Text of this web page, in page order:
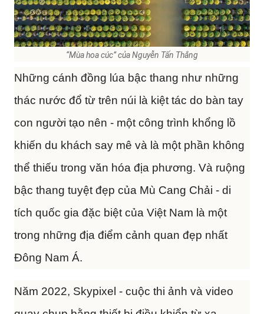
“Mùa hoa cúc” của Nguyễn Tấn Thắng
Những cánh đồng lúa bậc thang như những
thác nước đổ từ trên núi là kiệt tác do bàn tay
con người tạo nên - một công trình khổng lồ
khiến du khách say mê và là một phần không
thể thiếu trong văn hóa địa phương. Và ruộng
bậc thang tuyệt đẹp của Mù Cang Chải - di
tích quốc gia đặc biệt của Việt Nam là một
trong những địa điểm cảnh quan đẹp nhất
Đông Nam Á.
Năm 2022, Skypixel - cuộc thi ảnh và video